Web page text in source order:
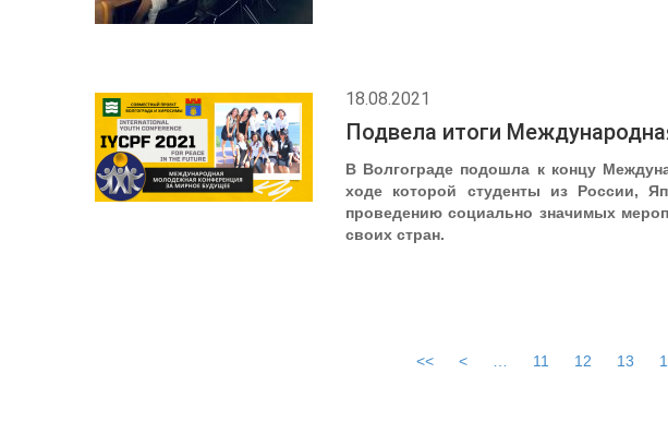
18.08.2021
Подвела итоги
В Волгограде подошла к концу
ходе которой студенты из России,
проведению социально значимых
своих стран.
<< < … 11 12 13